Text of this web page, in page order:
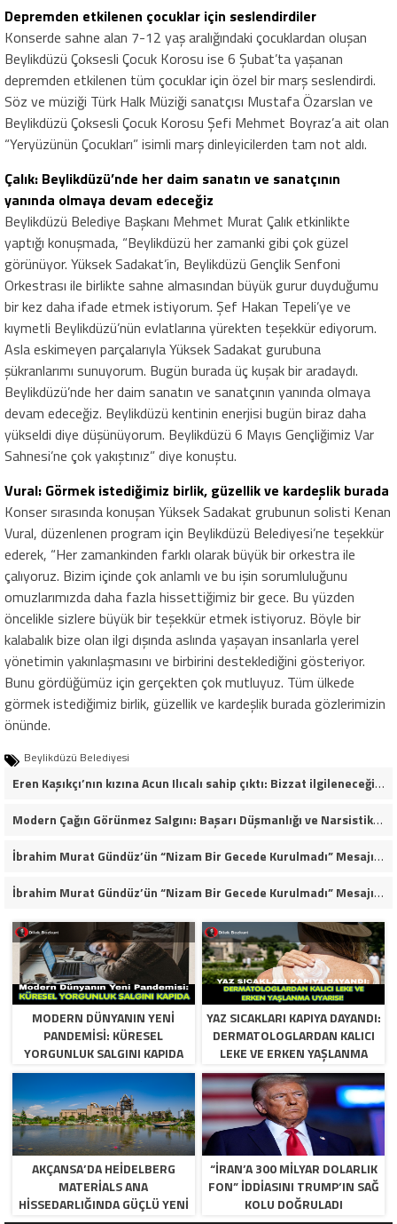
Depremden etkilenen çocuklar için seslendirdiler
Konserde sahne alan 7-12 yaş aralığındaki çocuklardan oluşan
Beylikdüzü Çoksesli Çocuk Korosu ise 6 Şubat’ta yaşanan
depremden etkilenen tüm çocuklar için özel bir marş seslendirdi.
Söz ve müziği Türk Halk Müziği sanatçısı Mustafa Özarslan ve
Beylikdüzü Çoksesli Çocuk Korosu Şefi Mehmet Boyraz’a ait olan
“Yeryüzünün Çocukları” isimli marş dinleyicilerden tam not aldı.
Çalık: Beylikdüzü’nde her daim sanatın ve sanatçının
yanında olmaya devam edeceğiz
Beylikdüzü Belediye Başkanı Mehmet Murat Çalık etkinlikte
yaptığı konuşmada, “Beylikdüzü her zamanki gibi çok güzel
görünüyor. Yüksek Sadakat’in, Beylikdüzü Gençlik Senfoni
Orkestrası ile birlikte sahne almasından büyük gurur duyduğumu
bir kez daha ifade etmek istiyorum. Şef Hakan Tepeli’ye ve
kıymetli Beylikdüzü’nün evlatlarına yürekten teşekkür ediyorum.
Asla eskimeyen parçalarıyla Yüksek Sadakat gurubuna
şükranlarımı sunuyorum. Bugün burada üç kuşak bir aradaydı.
Beylikdüzü’nde her daim sanatın ve sanatçının yanında olmaya
devam edeceğiz. Beylikdüzü kentinin enerjisi bugün biraz daha
yükseldi diye düşünüyorum. Beylikdüzü 6 Mayıs Gençliğimiz Var
Sahnesi’ne çok yakıştınız” diye konuştu.
Vural: Görmek istediğimiz birlik, güzellik ve kardeşlik burada
Konser sırasında konuşan Yüksek Sadakat grubunun solisti Kenan
Vural, düzenlenen program için Beylikdüzü Belediyesi’ne teşekkür
ederek, “Her zamankinden farklı olarak büyük bir orkestra ile
çalıyoruz. Bizim içinde çok anlamlı ve bu işin sorumluluğunu
omuzlarımızda daha fazla hissettiğimiz bir gece. Bu yüzden
öncelikle sizlere büyük bir teşekkür etmek istiyoruz. Böyle bir
kalabalık bize olan ilgi dışında aslında yaşayan insanlarla yerel
yönetimin yakınlaşmasını ve birbirini desteklediğini gösteriyor.
Bunu gördüğümüz için gerçekten çok mutluyuz. Tüm ülkede
görmek istediğimiz birlik, güzellik ve kardeşlik burada gözlerimizin
önünde.
Beylikdüzü Belediyesi
Eren Kaşıkçı’nın kızına Acun Ilıcalı sahip çıktı: Bizzat ilgileneceğim
Modern Çağın Görünmez Salgını: Başarı Düşmanlığı ve Narsistik Yükseliş
İbrahim Murat Gündüz’ün “Nizam Bir Gecede Kurulmadı” Mesajı Sosyal Medyada Geniş Yankı Uyandırdı
İbrahim Murat Gündüz’ün “Nizam Bir Gecede Kurulmadı” Mesajı Neden Viral Oldu?
MODERN DÜNYANIN YENI
PANDEMISI: KÜRESEL
YORGUNLUK SALGINI KAPIDA
YAZ SICAKLARI KAPIYA DAYANDI:
DERMATOLOGLARDAN KALICI
LEKE VE ERKEN YAŞLANMA
UYARISI!
AKÇANSA’DA HEIDELBERG
MATERIALS ANA
HISSEDARLIĞINDA GÜÇLÜ YENI
“İRAN’A 300 MILYAR DOLARLIK
FON” IDDIASINI TRUMP’IN SAĞ
KOLU DOĞRULADI